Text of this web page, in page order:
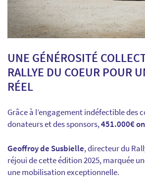
UNE GÉNÉROSITÉ
RALLYE DU COEUR POUR
RÉEL
Grâce à l’engagement indéfectible des
donateurs et des sponsors,451.000€
Geoffroy de Susbielle, directeur du
réjoui de cette édition 2025, marquée
une mobilisation exceptionnelle.